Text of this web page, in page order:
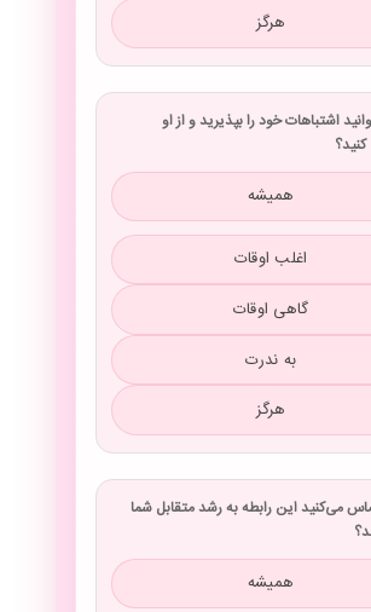
هرگز
اشتباهات خود را بپذیرید و از او
همیشه
اغلب اوقات
گاهی اوقات
به ندرت
هرگز
می‌کنید این رابطه به رشد متقابل شما
همیشه